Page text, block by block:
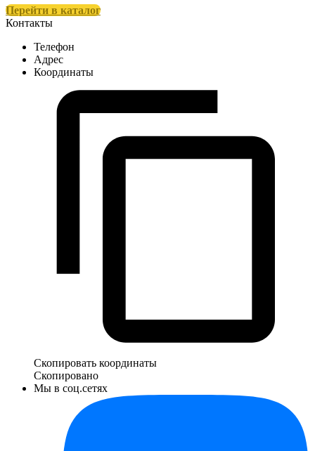
Перейти в каталог
Контакты
Телефон
Адрес
Координаты
Скопировать координаты
Скопировано
Мы в соц.сетях